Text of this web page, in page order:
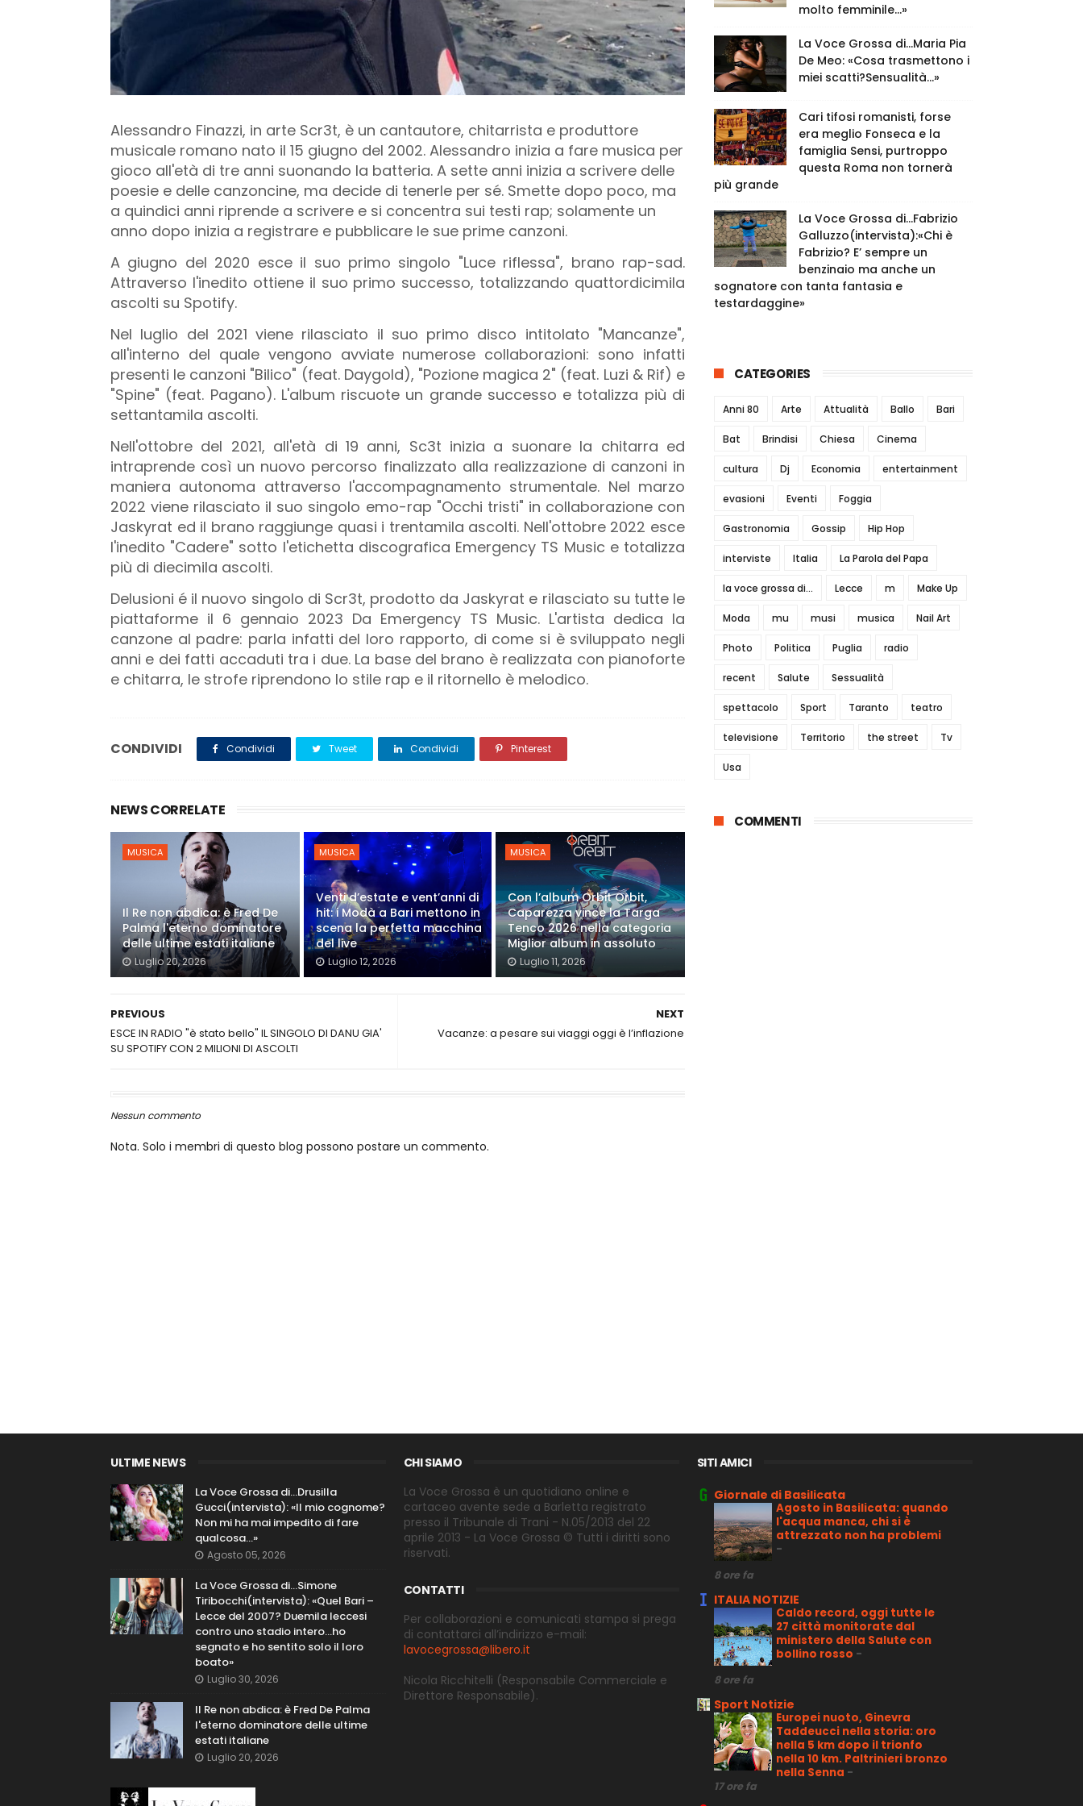
Alessandro Finazzi, in arte Scr3t, è un cantautore, chitarrista e produttore
musicale romano nato il 15 giugno del 2002. Alessandro inizia a fare musica per
gioco all'età di tre anni suonando la batteria. A sette anni inizia a scrivere delle
poesie e delle canzoncine, ma decide di tenerle per sé. Smette dopo poco, ma
a quindici anni riprende a scrivere e si concentra sui testi rap; solamente un
anno dopo inizia a registrare e pubblicare le sue prime canzoni.
A giugno del 2020 esce il suo primo singolo "Luce riflessa", brano rap-sad.
Attraverso l'inedito ottiene il suo primo successo, totalizzando quattordicimila
ascolti su Spotify.
Nel luglio del 2021 viene rilasciato il suo primo disco intitolato "Mancanze",
all'interno del quale vengono avviate numerose collaborazioni: sono infatti
presenti le canzoni "Bilico" (feat. Daygold), "Pozione magica 2" (feat. Luzi & Rif) e
"Spine" (feat. Pagano). L'album riscuote un grande successo e totalizza più di
settantamila ascolti.
Nell'ottobre del 2021, all'età di 19 anni, Sc3t inizia a suonare la chitarra ed
intraprende così un nuovo percorso finalizzato alla realizzazione di canzoni in
maniera autonoma attraverso l'accompagnamento strumentale. Nel marzo
2022 viene rilasciato il suo singolo emo-rap "Occhi tristi" in collaborazione con
Jaskyrat ed il brano raggiunge quasi i trentamila ascolti. Nell'ottobre 2022 esce
l'inedito "Cadere" sotto l'etichetta discografica Emergency TS Music e totalizza
più di diecimila ascolti.
Delusioni é il nuovo singolo di Scr3t, prodotto da Jaskyrat e rilasciato su tutte le
piattaforme il 6 gennaio 2023 Da Emergency TS Music. L'artista dedica la
canzone al padre: parla infatti del loro rapporto, di come si è sviluppato negli
anni e dei fatti accaduti tra i due. La base del brano è realizzata con pianoforte
e chitarra, le strofe riprendono lo stile rap e il ritornello è melodico.
CONDIVIDI Condividi Tweet Condividi Pinterest
NEWS CORRELATE
MUSICA
Il Re non abdica: è Fred De
Palma l'eterno dominatore
delle ultime estati italiane
Luglio 20, 2026
MUSICA
Venti d’estate e vent’anni di
hit: i Modà a Bari mettono in
scena la perfetta macchina
del live
Luglio 12, 2026
MUSICA
Con l’album Orbit Orbit,
Caparezza vince la Targa
Tenco 2026 nella categoria
Miglior album in assoluto
Luglio 11, 2026
NEXT
Vacanze: a pesare sui viaggi oggi è l’inflazione
PREVIOUS
ESCE IN RADIO "è stato bello" IL SINGOLO DI DANU GIA'
SU SPOTIFY CON 2 MILIONI DI ASCOLTI
Nessun commento
Nota. Solo i membri di questo blog possono postare un commento.
molto femminile…»
La Voce Grossa di…Maria Pia
De Meo: «Cosa trasmettono i
miei scatti?Sensualità…»
Cari tifosi romanisti, forse
era meglio Fonseca e la
famiglia Sensi, purtroppo
questa Roma non tornerà
più grande
La Voce Grossa di…Fabrizio
Galluzzo(intervista):«Chi è
Fabrizio? E’ sempre un
benzinaio ma anche un
sognatore con tanta fantasia e
testardaggine»
CATEGORIES
Anni 80 Arte Attualità Ballo Bari
Bat Brindisi Chiesa Cinema
cultura Dj Economia entertainment
evasioni Eventi Foggia
Gastronomia Gossip Hip Hop
interviste Italia La Parola del Papa
la voce grossa di... Lecce m Make Up
Moda mu musi musica Nail Art
Photo Politica Puglia radio
recent Salute Sessualità
spettacolo Sport Taranto teatro
televisione Territorio the street Tv
Usa
COMMENTI
ULTIME NEWS
La Voce Grossa di…Drusilla
Gucci(intervista): «Il mio cognome?
Non mi ha mai impedito di fare
qualcosa…»
Agosto 05, 2026
La Voce Grossa di…Simone
Tiribocchi(intervista): «Quel Bari –
Lecce del 2007? Duemila leccesi
contro uno stadio intero...ho
segnato e ho sentito solo il loro
boato»
Luglio 30, 2026
Il Re non abdica: è Fred De Palma
l'eterno dominatore delle ultime
estati italiane
Luglio 20, 2026
CHI SIAMO
La Voce Grossa è un quotidiano online e
cartaceo avente sede a Barletta registrato
presso il Tribunale di Trani - N.05/2013 del 22
aprile 2013 - La Voce Grossa © Tutti i diritti sono
riservati.
CONTATTI
Per collaborazioni e comunicati stampa si prega
di contattarci all’indirizzo e-mail:
lavocegrossa@libero.it
Nicola Ricchitelli (Responsabile Commerciale e
Direttore Responsabile).
SITI AMICI
Giornale di Basilicata
Agosto in Basilicata: quando
l'acqua manca, chi si è
attrezzato non ha problemi
-
8 ore fa
ITALIA NOTIZIE
Caldo record, oggi tutte le
27 città monitorate dal
ministero della Salute con
bollino rosso -
8 ore fa
Sport Notizie
Europei nuoto, Ginevra
Taddeucci nella storia: oro
nella 5 km dopo il trionfo
nella 10 km. Paltrinieri bronzo
nella Senna -
17 ore fa